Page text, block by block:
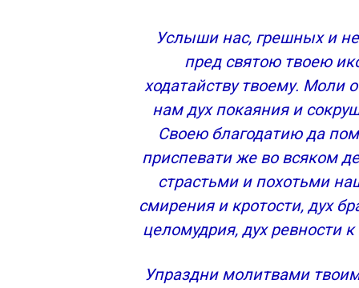
Услыши нас, грешных и
пред святою твоею
ходатайству твоему. Моли
нам дух покаяния и
Своею благодатию да
приспевати же во всяком
страстьми и похотьми
смирения и кротости, дух
целомудрия, дух ревности
Упраздни молитвами